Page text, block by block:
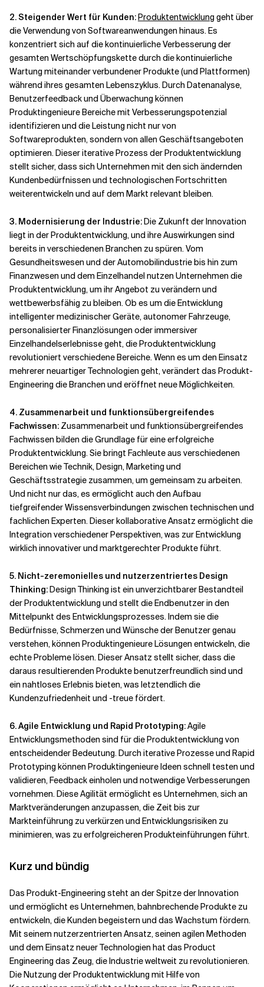
2. Steigender Wert für Kunden:Produktentwicklung geht über
die Verwendung von Softwareanwendungen hinaus. Es
konzentriert sich auf die kontinuierliche Verbesserung der
gesamten Wertschöpfungskette durch die kontinuierliche
Wartung miteinander verbundener Produkte (und Plattformen)
während ihres gesamten Lebenszyklus. Durch Datenanalyse,
Benutzerfeedback und Überwachung können
Produktingenieure Bereiche mit Verbesserungspotenzial
identifizieren und die Leistung nicht nur von
Softwareprodukten, sondern von allen Geschäftsangeboten
optimieren. Dieser iterative Prozess der Produktentwicklung
stellt sicher, dass sich Unternehmen mit den sich ändernden
Kundenbedürfnissen und technologischen Fortschritten
weiterentwickeln und auf dem Markt relevant bleiben.
3. Modernisierung der Industrie:Die Zukunft der Innovation
liegt in der Produktentwicklung, und ihre Auswirkungen sind
bereits in verschiedenen Branchen zu spüren. Vom
Gesundheitswesen und der Automobilindustrie bis hin zum
Finanzwesen und dem Einzelhandel nutzen Unternehmen die
Produktentwicklung, um ihr Angebot zu verändern und
wettbewerbsfähig zu bleiben. Ob es um die Entwicklung
intelligenter medizinischer Geräte, autonomer Fahrzeuge,
personalisierter Finanzlösungen oder immersiver
Einzelhandelserlebnisse geht, die Produktentwicklung
revolutioniert verschiedene Bereiche. Wenn es um den Einsatz
mehrerer neuartiger Technologien geht, verändert das Produkt-
Engineering die Branchen und eröffnet neue Möglichkeiten.
4. Zusammenarbeit und funktionsübergreifendes
Fachwissen: Zusammenarbeit und funktionsübergreifendes
Fachwissen bilden die Grundlage für eine erfolgreiche
Produktentwicklung. Sie bringt Fachleute aus verschiedenen
Bereichen wie Technik, Design, Marketing und
Geschäftsstrategie zusammen, um gemeinsam zu arbeiten.
Und nicht nur das, es ermöglicht auch den Aufbau
tiefgreifender Wissensverbindungen zwischen technischen und
fachlichen Experten. Dieser kollaborative Ansatz ermöglicht die
Integration verschiedener Perspektiven, was zur Entwicklung
wirklich innovativer und marktgerechter Produkte führt.
5. Nicht-zeremonielles und nutzerzentriertes Design
Thinking:Design Thinking ist ein unverzichtbarer Bestandteil
der Produktentwicklung und stellt die Endbenutzer in den
Mittelpunkt des Entwicklungsprozesses. Indem sie die
Bedürfnisse, Schmerzen und Wünsche der Benutzer genau
verstehen, können Produktingenieure Lösungen entwickeln, die
echte Probleme lösen. Dieser Ansatz stellt sicher, dass die
daraus resultierenden Produkte benutzerfreundlich sind und
ein nahtloses Erlebnis bieten, was letztendlich die
Kundenzufriedenheit und -treue fördert.
6. Agile Entwicklung und Rapid Prototyping:Agile
Entwicklungsmethoden sind für die Produktentwicklung von
entscheidender Bedeutung. Durch iterative Prozesse und Rapid
Prototyping können Produktingenieure Ideen schnell testen und
validieren, Feedback einholen und notwendige Verbesserungen
vornehmen. Diese Agilität ermöglicht es Unternehmen, sich an
Marktveränderungen anzupassen, die Zeit bis zur
Markteinführung zu verkürzen und Entwicklungsrisiken zu
minimieren, was zu erfolgreicheren Produkteinführungen führt.
Kurz und bündig
Das Produkt-Engineering steht an der Spitze der Innovation
und ermöglicht es Unternehmen, bahnbrechende Produkte zu
entwickeln, die Kunden begeistern und das Wachstum fördern.
Mit seinem nutzerzentrierten Ansatz, seinen agilen Methoden
und dem Einsatz neuer Technologien hat das Product
Engineering das Zeug, die Industrie weltweit zu revolutionieren.
Die Nutzung der Produktentwicklung mit Hilfe von